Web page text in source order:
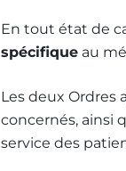
En tout état de
spécifiqueau
Les deux Ordres
concernés, ainsi
service des